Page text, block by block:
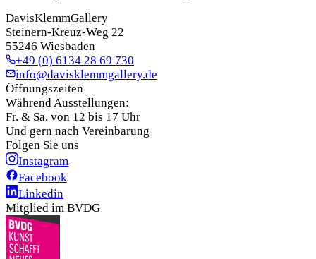
DavisKlemmGallery
Steinern-Kreuz-Weg 22
55246 Wiesbaden
+49 (0) 6134 28 69 730
info@davisklemmgallery.de
Öffnungszeiten
Während Ausstellungen:
Fr. & Sa. von 12 bis 17 Uhr
Und gern nach Vereinbarung
Folgen Sie uns
Instagram
Facebook
Linkedin
Mitglied im BVDG